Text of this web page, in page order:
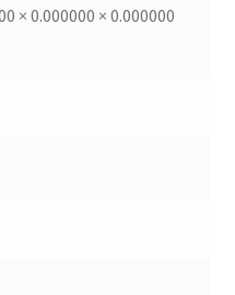
× 0.000000 × 0.000000